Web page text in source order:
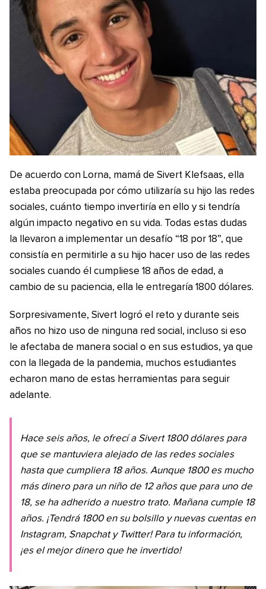
De acuerdo con Lorna, mamá de Sivert Klefsaas, ella
estaba preocupada por cómo utilizaría su hijo las redes
sociales, cuánto tiempo invertiría en ello y si tendría
algún impacto negativo en su vida. Todas estas dudas
la llevaron a implementar un desafío “18 por 18”, que
consistía en permitirle a su hijo hacer uso de las redes
sociales cuando él cumpliese 18 años de edad, a
cambio de su paciencia, ella le entregaría 1800 dólares.
Sorpresivamente, Sivert logró el reto y durante seis
años no hizo uso de ninguna red social, incluso si eso
le afectaba de manera social o en sus estudios, ya que
con la llegada de la pandemia, muchos estudiantes
echaron mano de estas herramientas para seguir
adelante.
Hace seis años, le ofrecí a Sivert 1800 dólares para
que se mantuviera alejado de las redes sociales
hasta que cumpliera 18 años. Aunque 1800 es mucho
más dinero para un niño de 12 años que para uno de
18, se ha adherido a nuestro trato. Mañana cumple 18
años. ¡Tendrá 1800 en su bolsillo y nuevas cuentas en
Instagram, Snapchat y Twitter! Para tu información,
¡es el mejor dinero que he invertido!